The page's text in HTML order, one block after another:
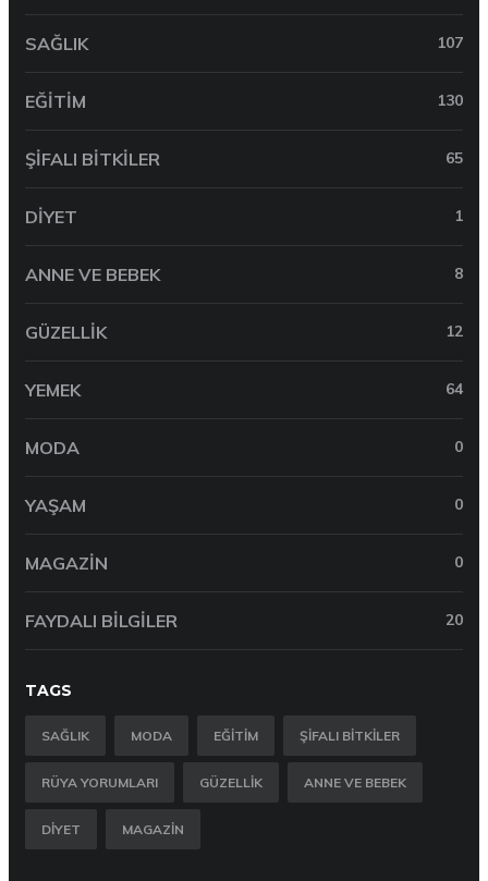
SAĞLIK 107
EĞITIM 130
ŞIFALI BITKILER 65
DIYET 1
ANNE VE BEBEK 8
GÜZELLIK 12
YEMEK 64
MODA 0
YAŞAM 0
MAGAZIN 0
FAYDALI BILGILER 20
TAGS
SAĞLIK MODA EĞITIM ŞIFALI BITKILER
RÜYA YORUMLARI GÜZELLIK ANNE VE BEBEK
DIYET MAGAZIN